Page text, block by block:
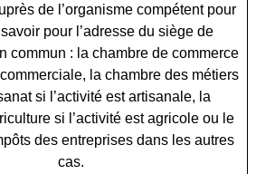
de l’organisme compétent pour
savoir pour l’adresse du siège de
commun : la chambre de commerce
la chambre des métiers
si l’activité est artisanale, la
si l’activité est agricole ou le
des entreprises dans les autres
cas.